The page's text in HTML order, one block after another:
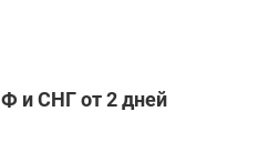
и СНГ от 2 дней